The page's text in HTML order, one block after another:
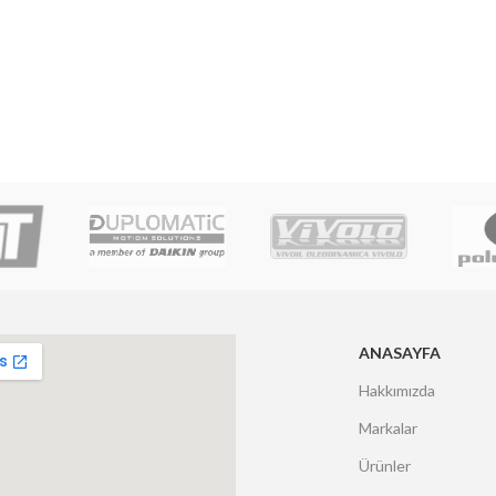
ANASAYFA
Hakkımızda
Markalar
Ürünler